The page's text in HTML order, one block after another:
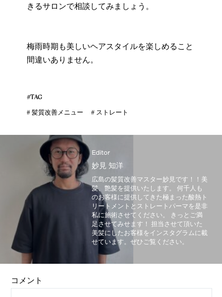
きるサロンで相談してみましょう。
梅雨時期も美しいヘアスタイルを楽しめること
間違いありません。
#TAG
# 髪質改善メニュー # ストレート
Editor
妙見 知洋
広島の髪質改善マスター妙見です！！美
髪、艶髪を提供いたします。 何千人も
のお客様に提供してきた極まった酸熱ト
リートメントとストレートパーマを是非
私に施術させてください。 きっとご満
足させてみせます！ 担当させて頂いた
美髪にしたお客様をインスタグラムに載
せています。ぜひご覧ください。
コメント